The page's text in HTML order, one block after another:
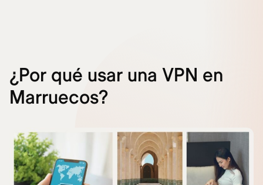
¿Por qué usar una VPN en
Marruecos?